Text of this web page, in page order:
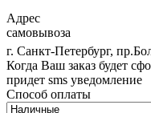
Адрес
самовывоза
г. Санкт-Петербург,
Когда Ваш заказ будет
придет sms уведомление
Способ оплаты